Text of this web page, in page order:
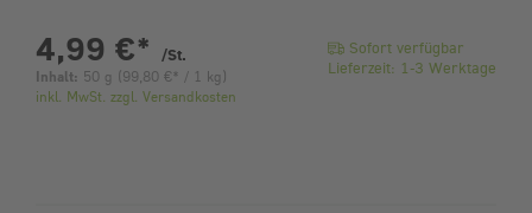
4,99 €* /St.
Inhalt: 50 g ( 99,80 € * / 1 kg)
inkl. MwSt. zzgl. Versandkosten
Sofort verfügbar
Lieferzeit: 1-3 Werktage